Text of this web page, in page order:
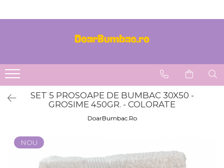
SET 5 Prosoape 100% Bumbac
SET 5 PROSOAPE DE BUMBAC 30X50 -
GROSIME 450GR. - COLORATE
DoarBumbac.Ro
NOU